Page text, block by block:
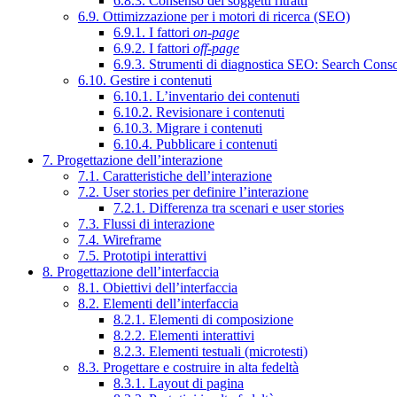
6.9. Ottimizzazione per i motori di ricerca (SEO)
6.9.1. I fattori on-page
6.9.2. I fattori off-page
6.9.3. Strumenti di diagnostica SEO: Search
6.10. Gestire i contenuti
6.10.1. L’inventario dei contenuti
6.10.2. Revisionare i contenuti
6.10.3. Migrare i contenuti
6.10.4. Pubblicare i contenuti
7. Progettazione dell’interazione
7.1. Caratteristiche dell’interazione
7.2. User stories per definire l’interazione
7.2.1. Differenza tra scenari e user stories
7.3. Flussi di interazione
7.4. Wireframe
7.5. Prototipi interattivi
8. Progettazione dell’interfaccia
8.1. Obiettivi dell’interfaccia
8.2. Elementi dell’interfaccia
8.2.1. Elementi di composizione
8.2.2. Elementi interattivi
8.2.3. Elementi testuali (microtesti)
8.3. Progettare e costruire in alta fedeltà
8.3.1. Layout di pagina